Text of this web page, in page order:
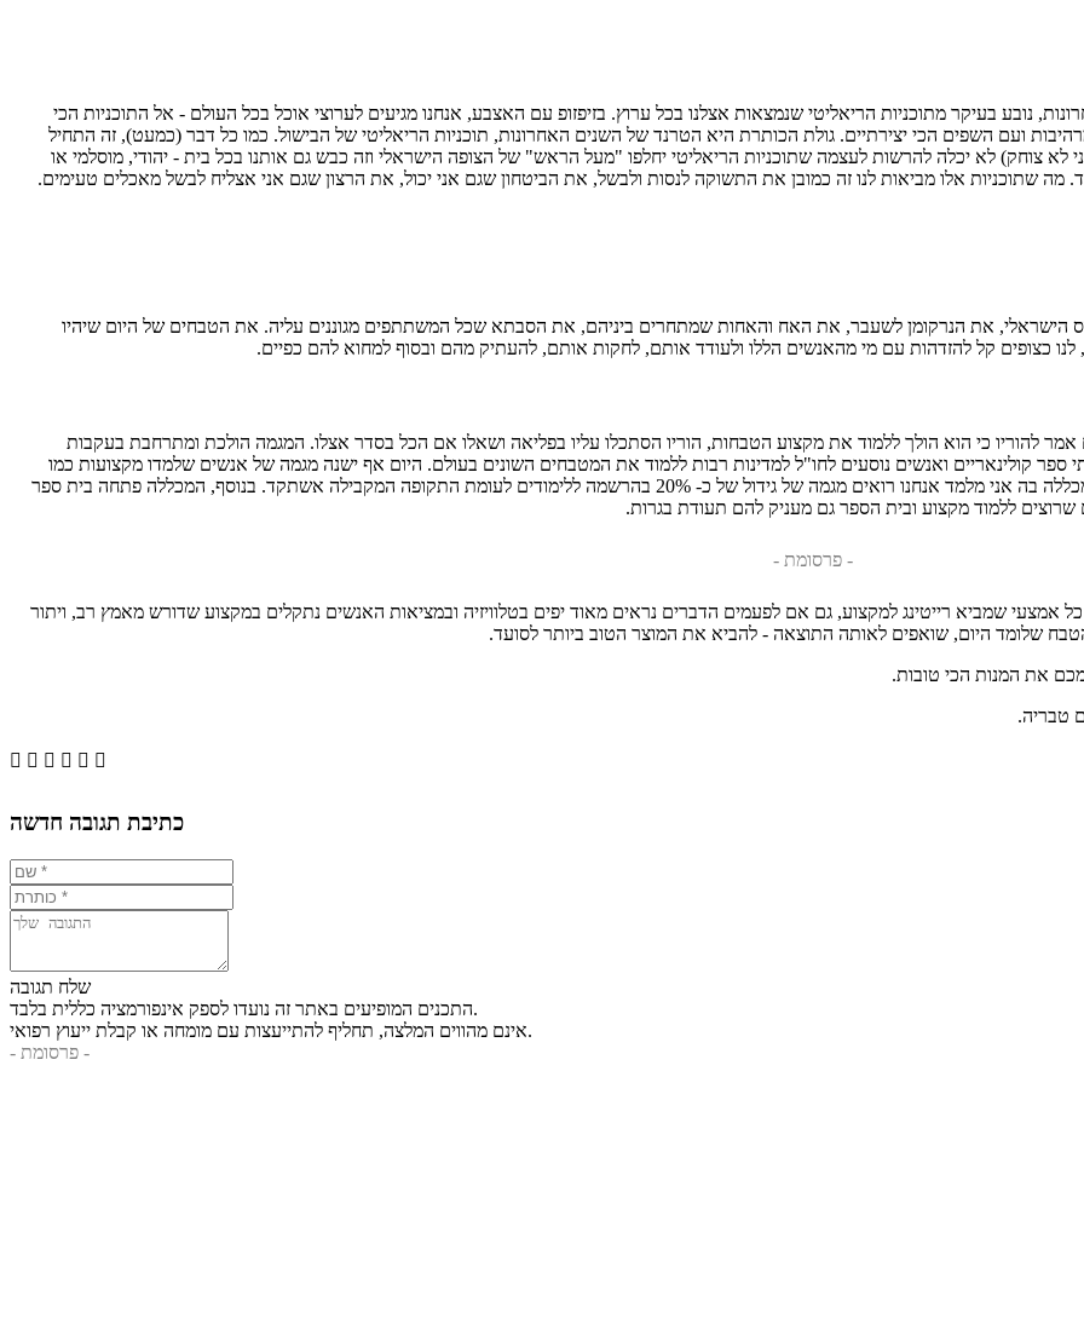
נובע בעיקר מתוכניות הריאליטי שנמצאות אצלנו בכל ערוץ. בזיפזופ עם האצבע, אנחנו מגיעים לערוצי אוכל בכל העולם - אל התוכניות הכי
ועם השפים הכי יצירתיים. גולת הכותרת היא הטרנד של השנים האחרונות, תוכניות הריאליטי של הבישול. כמו כל דבר (כמעט), זה התחיל
לא צוחק) לא יכלה להרשות לעצמה שתוכניות הריאליטי יחלפו "מעל הראש" של הצופה הישראלי וזה כבש גם אותנו בכל בית - יהודי, מוסלמי או
מה שתוכניות אלו מביאות לנו זה כמובן את התשוקה לנסות ולבשל, את הביטחון שגם אני יכול, את הרצון שגם אני אצליח לבשל מאכלים טעימים.
הישראלי, את הנרקומן לשעבר, את האח והאחות שמתחרים ביניהם, את הסבתא שכל המשתתפים מגוננים עליה. את הטבחים של היום שיהיו
כצופים קל להזדהות עם מי מהאנשים הללו ולעודד אותם, לחקות אותם, להעתיק מהם ובסוף למחוא להם כפיים.
הראליטי עשו משהו למקצוע. כאשר לפני 30 שנה, אדם אמר להוריו כי הוא הולך ללמוד את מקצוע הטבחות, הוריו הסתכלו עליו בפליאה ושאלו אם הכל בסדר אצלו. המגמה הולכת ומתרחבת בעקבות
ספר קולינאריים ואנשים נוסעים לחו"ל למדינות רבות ללמוד את המטבחים השונים בעולם. היום אף ישנה מגמה של אנשים שלמדו מקצועות כמו
הוראה, כלכלה או מקצעות אחרים, ועושים הסבה ללימודים קולינאריים. במכללה בה אני מלמד אנחנו רואים מגמה של גידול של כ- 20% בהרשמה ללימודים לעומת התקופה המקבילה אשתקד. בנוסף, המכללה פתחה בית ספר
שרוצים ללמוד מקצוע ובית הספר גם מעניק להם תעודת בגרות.
- פרסומת -
אמצעי שמביא רייטינג למקצוע, גם אם לפעמים הדברים נראים מאוד יפים בטלוויזיה ובמציאות האנשים נתקלים במקצוע שדורש מאמץ רב, ויתור
את המנות הכי טובות.
טבריה.
     
כתיבת תגובה חדשה
שלח תגובה
התכנים המופיעים באתר זה נועדו לספק אינפורמציה כללית בלבד.
אינם מהווים המלצה, תחליף להתייעצות עם מומחה או קבלת ייעוץ רפואי.
- פרסומת -